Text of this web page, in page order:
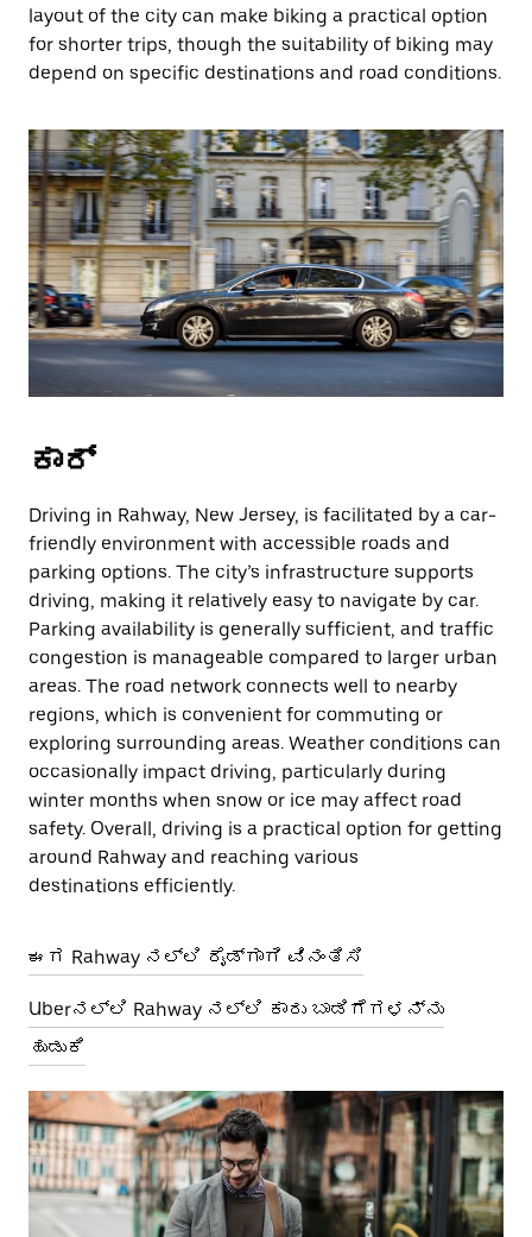
layout of the city can make biking a practical option
for shorter trips, though the suitability of biking may
depend on specific destinations and road conditions.
ಕಾರ್
Driving in Rahway, New Jersey, is facilitated by a car-
friendly environment with accessible roads and
parking options. The city’s infrastructure supports
driving, making it relatively easy to navigate by car.
Parking availability is generally sufficient, and traffic
congestion is manageable compared to larger urban
areas. The road network connects well to nearby
regions, which is convenient for commuting or
exploring surrounding areas. Weather conditions can
occasionally impact driving, particularly during
winter months when snow or ice may affect road
safety. Overall, driving is a practical option for getting
around Rahway and reaching various
destinations efficiently.
ಈಗ Rahway ನಲ್ಲಿ ರೈಡ್‌ಗಾಗಿ ವಿನಂತಿಸಿ
Uberನಲ್ಲಿ Rahway ನಲ್ಲಿ ಕಾರು ಬಾಡಿಗೆಗಳನ್ನು
ಹುಡುಕಿ